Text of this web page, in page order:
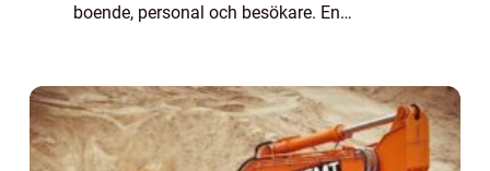
boende, personal och besökare. En